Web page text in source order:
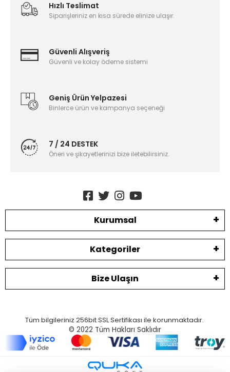
Hızlı Teslimat
Siparişleriniz en kısa sürede elinize ulaşır.
Güvenli Alışveriş
Güvenli ve kolay ödeme sistemi
Geniş Ürün Yelpazesi
Binlerce ürün ve kampanya seçeneği
7 / 24 DESTEK
Öneri ve şikayetlerinizi bize iletebilirsiniz.
Kurumsal
Kategoriler
Bize Ulaşın
Tüm bilgileriniz 256bit SSL Sertifikası ile korunmaktadır.
© 2022 Tüm Hakları Saklıdır